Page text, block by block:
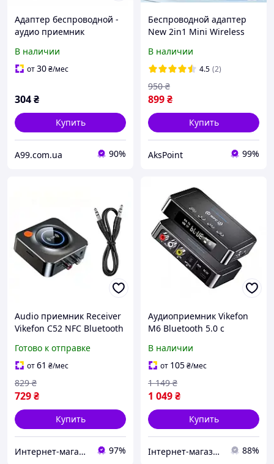
Адаптер беспроводной -
аудио приемник
переходник X6 wireless
В наличии
от30₴/мес
304₴
Купить
A99.com.ua 90%
Беспроводной адаптер
New 2in1 Mini Wireless
5GHz WiFi, Type-C / USB
В наличии
4.5 (2)
899₴
950 ₴
Купить
AksPoint 99%
Audio приемник Receiver
Vikefon C52 NFC Bluetooth
Готово к отправке
от61 ₴/мес
729₴
829 ₴
Купить
Интернет-магазин Итакшоп 97%
Аудиоприемник Vikefon
M6 Bluetooth 5.0 с
и RCA AUX кабелем для
дома
В наличии
от 105₴/мес
1 049₴
1 149 ₴
Купить
Інтернет-магазин Min Price 88%